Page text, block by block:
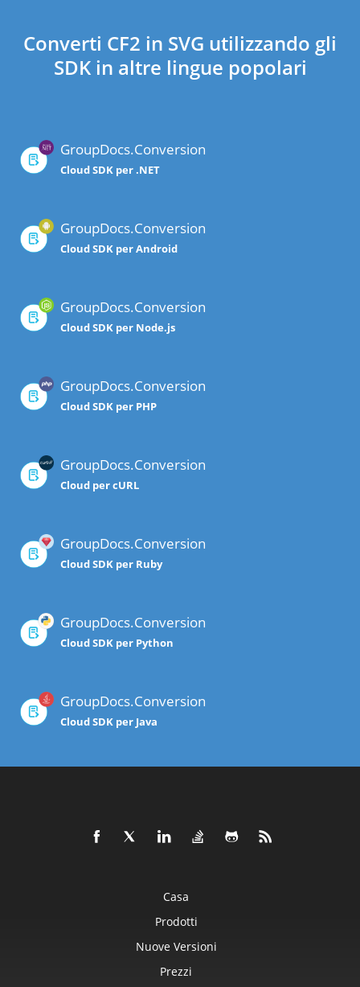
Converti CF2 in SVG utilizzando gli
SDK in altre lingue popolari
GroupDocs.Conversion
Cloud SDK per .NET
GroupDocs.Conversion
Cloud SDK per Android
GroupDocs.Conversion
Cloud SDK per Node.js
GroupDocs.Conversion
Cloud SDK per PHP
GroupDocs.Conversion
Cloud per cURL
GroupDocs.Conversion
Cloud SDK per Ruby
GroupDocs.Conversion
Cloud SDK per Python
GroupDocs.Conversion
Cloud SDK per Java
Casa
Prodotti
Nuove Versioni
Prezzi